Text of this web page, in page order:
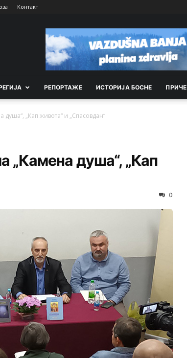
Контакт
РEПОРТАЖE ИСТОРИЈА БОСНЕ ПРИЧЕ
„Кап живота“ и „Спасовдан“
„Камена душа“, „Кап
0